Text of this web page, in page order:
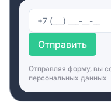
Отправить
Отправляя форму, вы
персональных данных